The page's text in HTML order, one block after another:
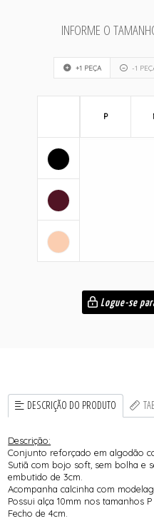
INFORME O
+1 PEÇA -1
P
Logue-se
DESCRIÇÃO DO PRODUTO
Descrição:
Conjunto reforçado em algodão
Sutiã com bojo soft, sem bolha e
embutido de 3cm.
Acompanha calcinha com
Possui alça 10mm nos tamanhos
Fecho de 4cm.